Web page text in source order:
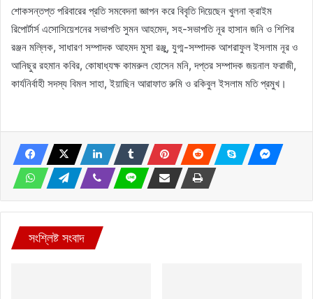
শোকসন্তপ্ত পরিবারের প্রতি সমবেদনা জ্ঞাপন করে বিবৃতি দিয়েছেন খুলনা ক্রাইম
রিপোর্টার্স এসোসিয়েশনের সভাপতি সুমন আহমেদ, সহ-সভাপতি নূর হাসান জনি ও শিশির
রঞ্জন মল্লিক, সাধারণ সম্পাদক আহমদ মুসা রঞ্জু, যুগ্ম-সম্পাদক আশরাফুল ইসলাম নূর ও
আনিছুর রহমান কবির, কোষাধ্যক্ষ কামরুল হোসেন মনি, দপ্তর সম্পাদক জয়নাল ফরাজী,
কার্যনির্বাহী সদস্য বিমল সাহা, ইয়াছিন আরাফাত রুমি ও রকিবুল ইসলাম মতি প্রমুখ।
সংশ্লিষ্ট সংবাদ